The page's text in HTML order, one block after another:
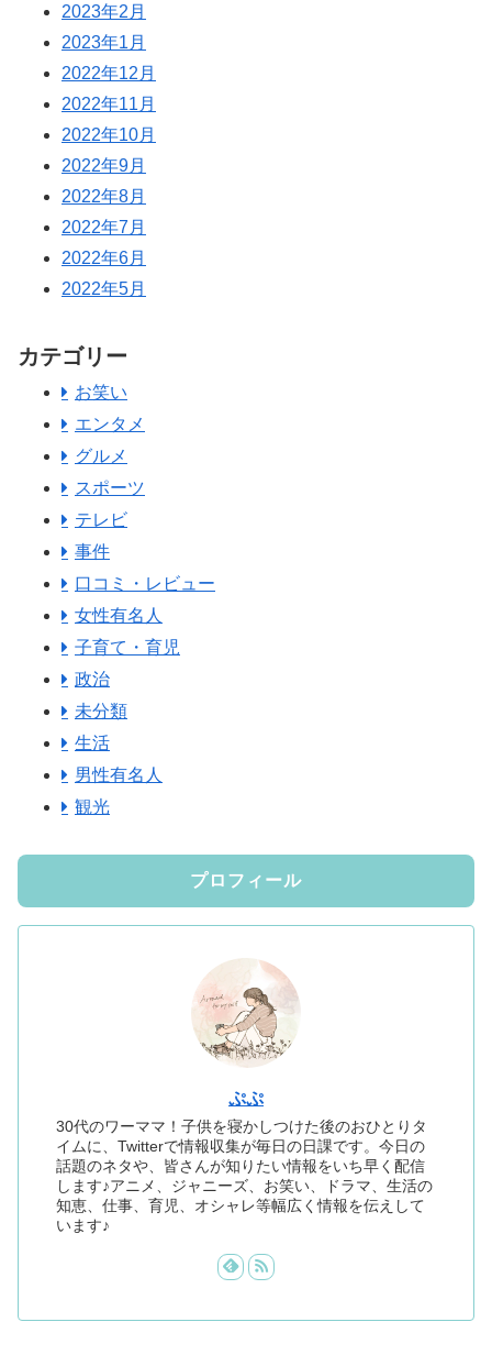
2023年2月
2023年1月
2022年12月
2022年11月
2022年10月
2022年9月
2022年8月
2022年7月
2022年6月
2022年5月
カテゴリー
お笑い
エンタメ
グルメ
スポーツ
テレビ
事件
口コミ・レビュー
女性有名人
子育て・育児
政治
未分類
生活
男性有名人
観光
プロフィール
ぷぷ
30代のワーママ！子供を寝かしつけた後のおひとりタ
イムに、Twitterで情報収集が毎日の日課です。今日の
話題のネタや、皆さんが知りたい情報をいち早く配信
します♪アニメ、ジャニーズ、お笑い、ドラマ、生活の
知恵、仕事、育児、オシャレ等幅広く情報を伝えして
います♪